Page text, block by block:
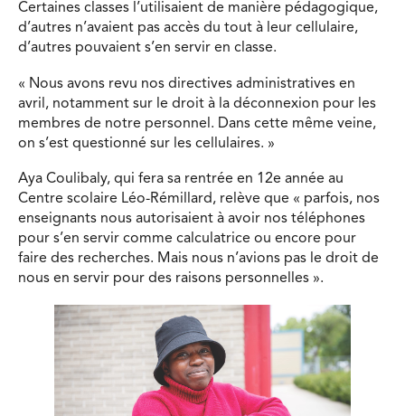
Certaines classes l’utilisaient de manière pédagogique,
d’autres n’avaient pas accès du tout à leur cellulaire,
d’autres pouvaient s’en servir en classe.
« Nous avons revu nos directives administratives en
avril, notamment sur le droit à la déconnexion pour les
membres de notre personnel. Dans cette même veine,
on s’est questionné sur les cellulaires. »
Aya Coulibaly, qui fera sa rentrée en 12e année au
Centre scolaire Léo-Rémillard, relève que « parfois, nos
enseignants nous autorisaient à avoir nos téléphones
pour s’en servir comme calculatrice ou encore pour
faire des recherches. Mais nous n’avions pas le droit de
nous en servir pour des raisons personnelles ».